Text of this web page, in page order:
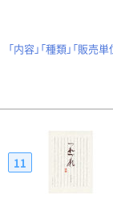
「内容」「種類」「販売単
11